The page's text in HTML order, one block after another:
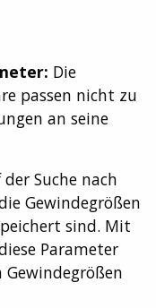
Die
passen nicht zu
an seine
der Suche nach
Gewindegrößen
sind. Mit
Parameter